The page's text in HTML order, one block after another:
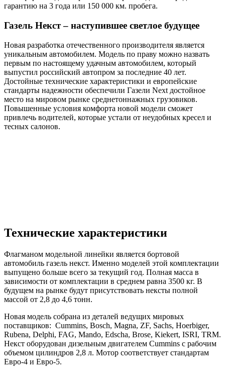
гарантию на 3 года или 150 000 км. пробега.
Газель Некст – наступившее светлое будущее
Новая разработка отечественного производителя является
уникальным автомобилем. Модель по праву можно назвать
первым по настоящему удачным автомобилем, который
выпустил российский автопром за последние 40 лет.
Достойные технические характеристики и европейские
стандарты надежности обеспечили Газели Next достойное
место на мировом рынке среднетоннажных грузовиков.
Повышенные условия комфорта новой модели сможет
привлечь водителей, которые устали от неудобных кресел и
тесных салонов.
Технические характеристики
Флагманом модельной линейки является бортовой
автомобиль газель некст. Именно моделей этой комплектации
выпущено больше всего за текущий год. Полная масса в
зависимости от комплектации в среднем равна 3500 кг. В
будущем на рынке будут присутствовать нексты полной
массой от 2,8 до 4,6 тонн.
Новая модель собрана из деталей ведущих мировых
поставщиков: Cummins, Bosch, Magna, ZF, Sachs, Hoerbiger,
Rubena, Delphi, FAG, Mando, Edscha, Brose, Kiekert, ISRI, TRM.
Некст оборудован дизельным двигателем Cummins с рабочим
объемом цилиндров 2,8 л. Мотор соответствует стандартам
Евро-4 и Евро-5.